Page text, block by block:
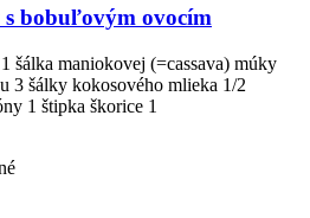
s bobuľovým ovocím
šálka maniokovej (=cassava) múky
3 šálky kokosového mlieka 1/2
1 štipka škorice 1